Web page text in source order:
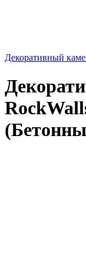
Декоративный